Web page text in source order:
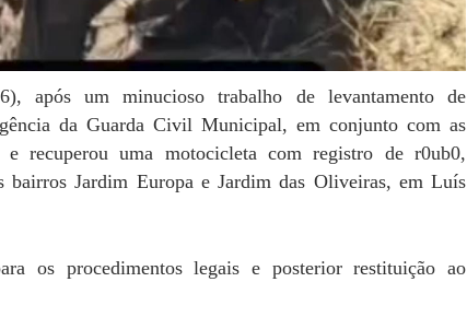
após um minucioso trabalho de levantamento de
da Guarda Civil Municipal, em conjunto com as
recuperou uma motocicleta com registro de r0ub0,
bairros Jardim Europa e Jardim das Oliveiras, em Luís
os procedimentos legais e posterior restituição ao